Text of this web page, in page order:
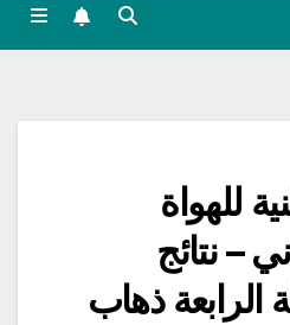
للهواة
– نتائج
الرابعة ذهاب